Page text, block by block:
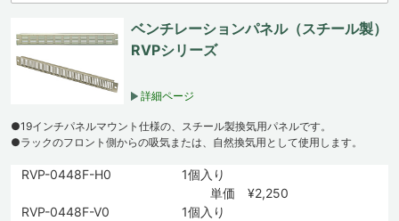
ベンチレーションパネル（スチール製）
RVPシリーズ
詳細ページ
●19インチパネルマウント仕様の、スチール製換気用パネルです。
●ラックのフロント側からの吸気または、自然換気用として使用します。
RVP-0448F-H0
1個入り
単価 ¥2,250
RVP-0448F-V0
1個入り